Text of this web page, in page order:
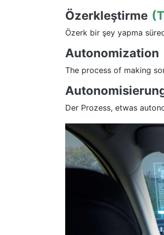
Özerkleştirme
Özerk bir şey yapma
Autonomization
The process of making
Der Prozess, etwas